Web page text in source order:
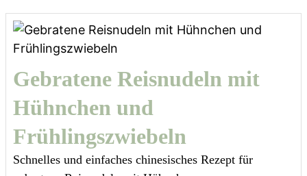
Gebratene Reisnudeln mit
Hühnchen und
Frühlingszwiebeln
Schnelles und einfaches chinesisches Rezept für